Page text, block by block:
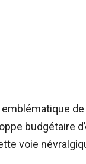
budgétaire
voie